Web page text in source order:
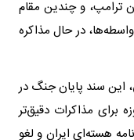
ترامپ، و چندین مقام
در حال مذاکره
سند پایان جنگ در
اعلام کرده و آغاز یک دوره ۳۰ روزه برای مذاکرات دقیق‌تر
هسته‌ای ایران و لغو